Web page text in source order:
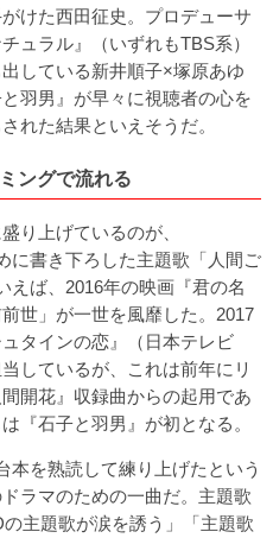
けた西田征史。プロデューサ
ュラル』（いずれもTBS系）
している新井順子×塚原あゆ
羽男』が早々に視聴者の心を
れた結果といえそうだ。
ングで流れる
り上げているのが、
に書き下ろした主題歌「人間ご
えば、2016年の映画『君の名
世」が一世を風靡した。2017
タインの恋』（日本テレビ
しているが、これは前年にリ
開花』収録曲からの起用であ
『石子と羽男』が初となる。
を熟読して練り上げたという
ラマのための一曲だ。主題歌
主題歌が涙を誘う」「主題歌